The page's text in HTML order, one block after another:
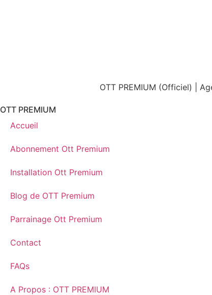
OTT PREMIUM (Officiel) |
OTT PREMIUM
Accueil
Abonnement Ott Premium
Installation Ott Premium
Blog de OTT Premium
Parrainage Ott Premium
Contact
FAQs
A Propos : OTT PREMIUM